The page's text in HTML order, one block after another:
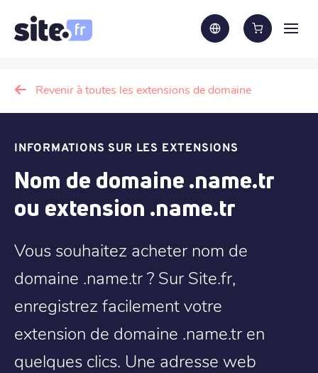
Revenir à toutes les extensions de domaine
INFORMATIONS SUR LES EXTENSIONS
Nom de domaine .name.tr
ou extension .name.tr
Vous souhaitez acheter nom de
domaine .name.tr ? Sur Site.fr,
enregistrez facilement votre
extension de domaine .name.tr en
quelques clics. Une adresse web